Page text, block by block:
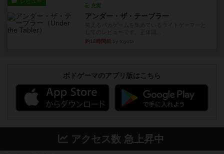
充実
アンダー・ザ・テーブラー
約12時間前
ボドゲーマのアプリ版はこちら
アクセス数 急上昇中